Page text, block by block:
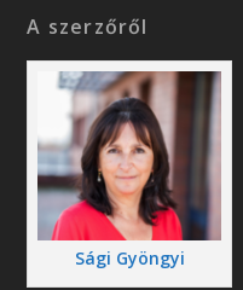
A szerzőről
Sági Gyöngyi